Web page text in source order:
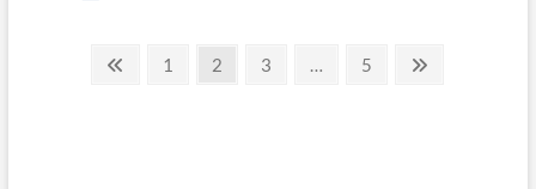
Paginación
PáginaPágina
1 Página
2 Página
3 … Página
5